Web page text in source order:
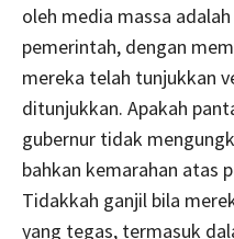
oleh media massa
pemerintah, dengan
mereka telah tunjukkan
ditunjukkan. Apakah
gubernur tidak
bahkan kemarahan atas
Tidakkah ganjil bila
yang tegas, termasuk